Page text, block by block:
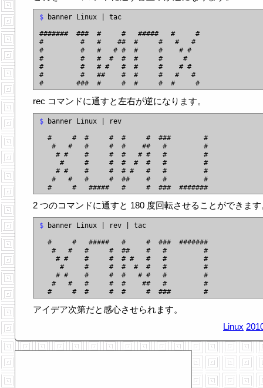
$ banner Linux | tac
#######  ###  #     #   #####   #     #
#         #   #    ##  #     #   #   #
#         #   #   # #  #     #    # #
#         #   #  #  #  #     #     #
#         #   # #   #  #     #    # #
#         #   ##    #  #     #   #   #
rec コマンドに通すと左右が逆になります。
$ banner Linux | rev
  #     #  #     #  #     #  ###        #
   #   #   #     #  #    ##   #         #
    # #    #     #  #   # #   #         #
     #     #     #  #  #  #   #         #
    # #    #     #  # #   #   #         #
   #   #   #     #  ##    #   #         #
2 つのコマンドに通すと 180 度回転させることができます
$ banner Linux | rev | tac
  #     #   #####   #     #  ###  #######
   #   #   #     #  ##    #   #         #
    # #    #     #  # #   #   #         #
     #     #     #  #  #  #   #         #
    # #    #     #  #   # #   #         #
   #   #   #     #  #    ##   #         #
アイデア次第だと感心させられます。
Linux